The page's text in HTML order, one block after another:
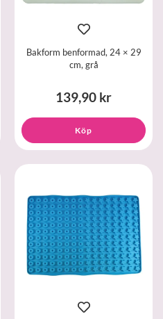
Bakform benformad, 24 × 29
cm, grå
139,90 kr
Köp